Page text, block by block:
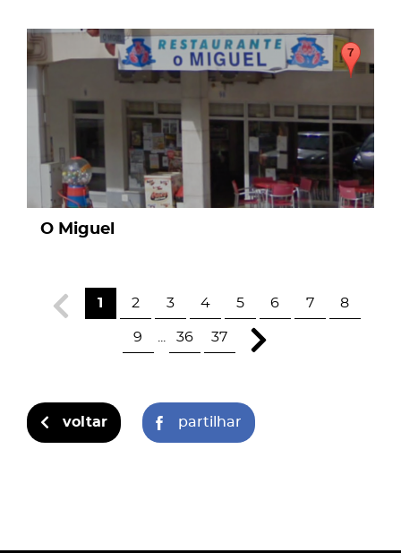
page
O Miguel
1 2 3 4 5 6 7 8
9 36 37
voltar partilhar